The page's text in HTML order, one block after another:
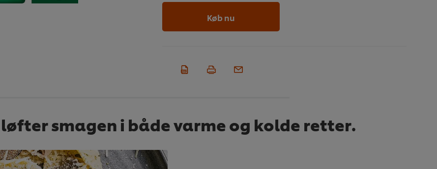
Køb nu
smagen i både varme og kolde retter.